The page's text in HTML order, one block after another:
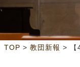
TOP > 教団新報 >